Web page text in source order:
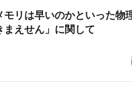
モリは早いのかといった物
まえせん」に関して